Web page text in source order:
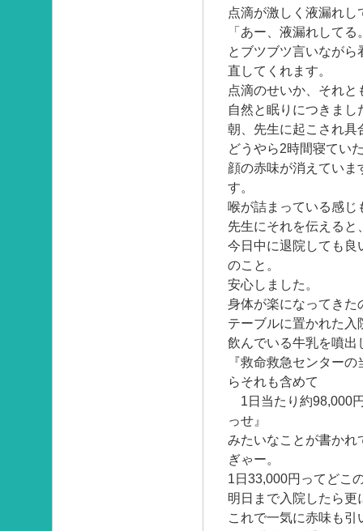
点滴が激しく液漏れし
「あー、液漏れして
とブツブツ言いなが
直してくれます。
点滴のせいか、それ
自然と眠りにつきまし
朝、先生に起こされ具
どうやら2時間寝てい
顔の赤味が消えてい
す。
喉が詰まっている感じ
先生にそれを伝える
今日中に退院しても良
のこと。
安心しました。
身体が楽になってきた
テーブルに置かれた
飲んでいる牛乳を噴出
『救命救急センター
らそれも含めて
1日当たり約98,000
っせ』
みたいなことが書かれ
ぎゃー。
1日33,000円ってどこ
明日まで入院したら更
これで一気に赤味も引